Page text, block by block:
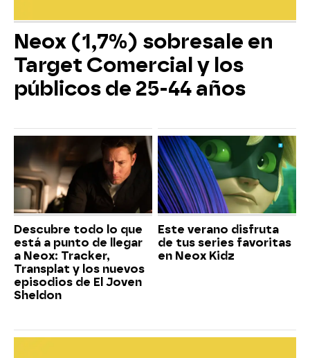
Neox (1,7%) sobresale en
Target Comercial y los
públicos de 25-44 años
Descubre todo lo que
está a punto de llegar
a Neox: Tracker,
Transplat y los nuevos
episodios de El Joven
Sheldon
Este verano disfruta
de tus series favoritas
en Neox Kidz